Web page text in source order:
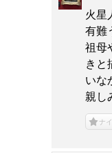
火星
有難
祖母
きと
いな
親し
ナ